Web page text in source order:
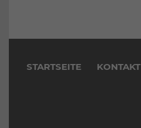
STARTSEITE KONTAKT